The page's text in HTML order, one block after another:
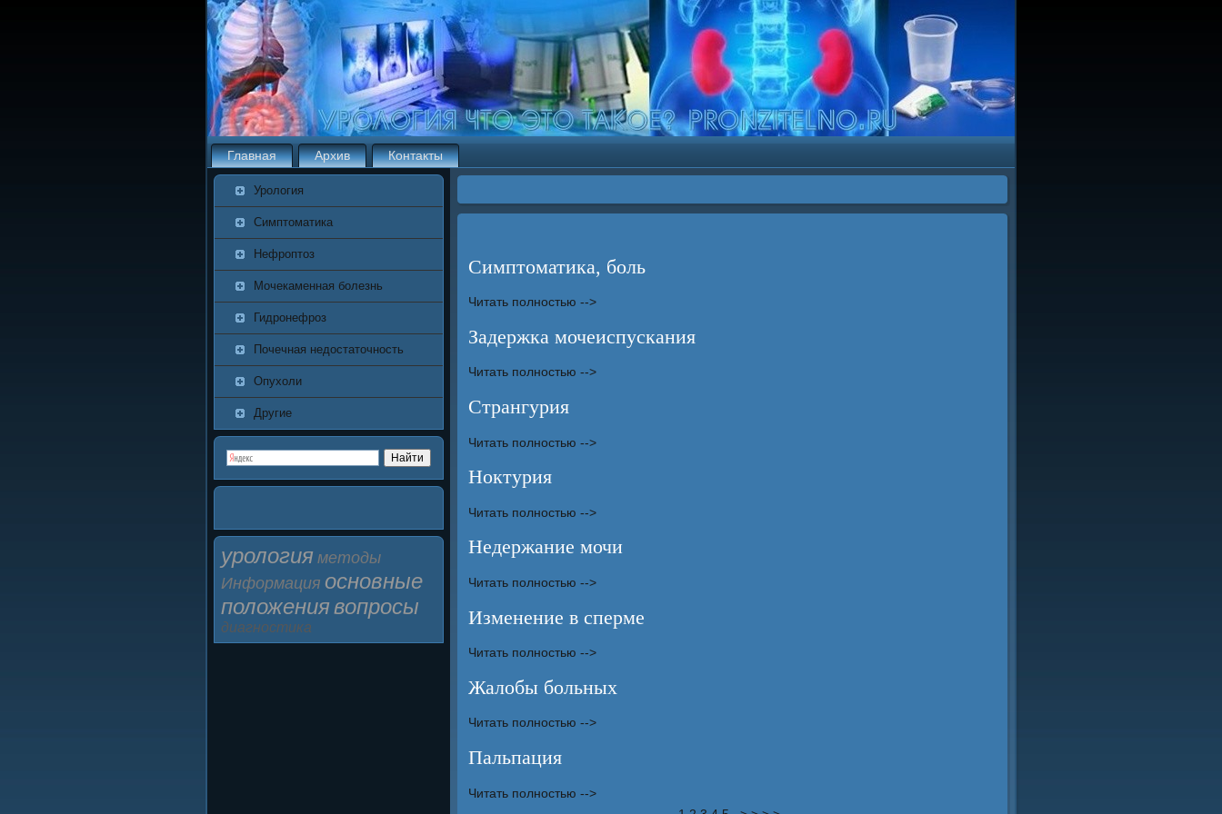
Главная Архив Контакты
Урология
Симптоматика
Нефроптоз
Мочекаменная болезнь
Гидронефроз
Почечная недостаточность
Опухоли
Другие
урология методы
Информация основные
положениявопросы
диагностика
Симптоматика, боль
Читать полностью -->
Задержка мочеиспускания
Читать полностью -->
Странгурия
Читать полностью -->
Ноктурия
Читать полностью -->
Недержание мочи
Читать полностью -->
Изменение в сперме
Читать полностью -->
Жалобы больных
Читать полностью -->
Пальпация
Читать полностью -->